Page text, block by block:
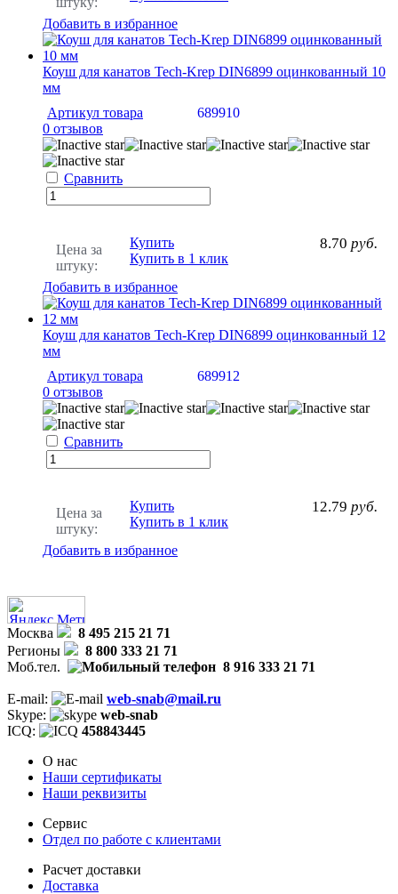
Добавить в избранное
Коуш для канатов Tech-Krep DIN6899 оцинкованный 10
мм
Артикул товара
689910
0 отзывов
Сравнить
Цена за
штуку:
8.70 руб.
Купить
Купить в 1 клик
Добавить в избранное
Коуш для канатов Tech-Krep DIN6899 оцинкованный 12
мм
Артикул товара
689912
0 отзывов
Сравнить
Цена за
штуку:
12.79 руб.
Купить
Купить в 1 клик
Добавить в избранное
Москва
8 495 215 21 71
Регионы
8 800 333 21 71
Моб.тел.
8 916 333 21 71
E-mail:
web-snab@mail.ru
Skype:
web-snab
ICQ:
458843445
О нас
Наши сертификаты
Наши реквизиты
Сервис
Отдел по работе с клиентами
Расчет доставки
Доставка